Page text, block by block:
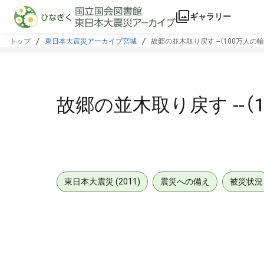
本文に飛ぶ
ギャラリー
トップ 東日本大震災アーカイブ宮城 故郷の並木取り戻す --（100万人の輪
故郷の並木取り戻す --（
東日本大震災 (2011) 震災への備え 被災状況